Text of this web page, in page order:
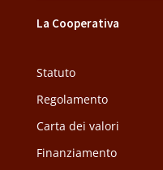
La Cooperativa
Statuto
Regolamento
Carta dei valori
Finanziamento